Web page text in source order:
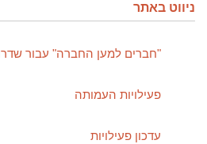
ניווט באתר
"חברים למען החברה" עבור
פעילויות העמותה
עדכון פעילויות